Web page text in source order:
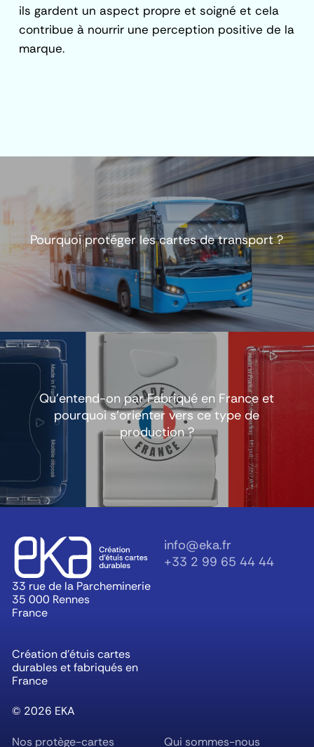
ils gardent un aspect propre et soigné et cela
contribue à nourrir une perception positive de la
marque.
Pourquoi protéger les cartes de transport ?
Qu’entend-on par Fabriqué en France et
pourquoi s’orienter vers ce type de
production ?
info@eka.fr
+33 2 99 65 44 44
33 rue de la Parcheminerie
35 000 Rennes
France
Création d’étuis cartes
durables et fabriqués en
France
© 2026 EKA
Nos protège-cartes Qui sommes-nous